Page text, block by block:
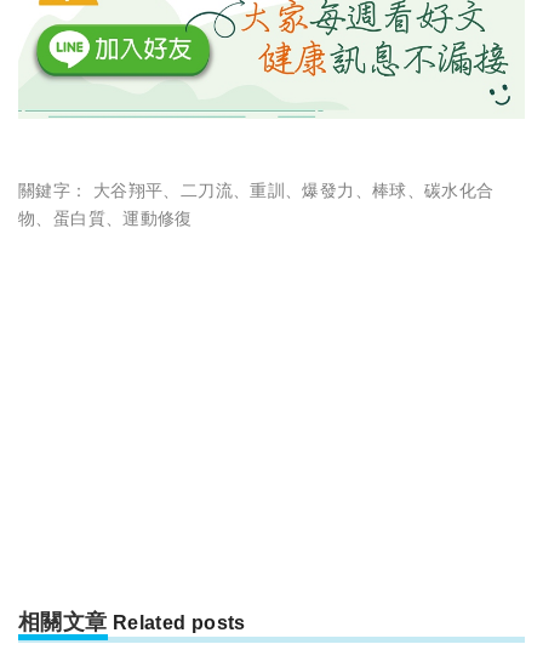
關鍵字： 大谷翔平 二刀流、重訓 、爆發力 棒球
碳水化合
物
蛋白質 、運動修復
相關文章 Related posts